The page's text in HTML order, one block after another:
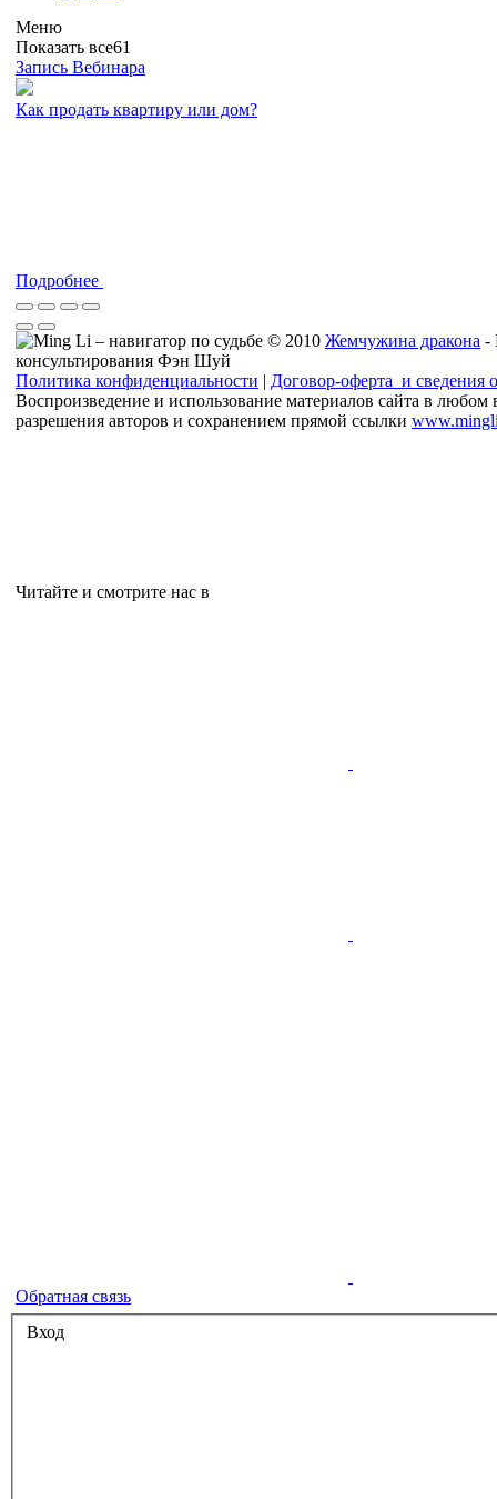
Меню
Показать все61
Запись Вебинара
Как продать квартиру или дом?
Подробнее
© 2010 Жемчужина дракона -
консультирования Фэн Шуй
Политика конфиденциальности | Договор-оферта и сведения
Воспроизведение и использование материалов сайта в любом
разрешения авторов и сохранением прямой ссылки
Читайте и смотрите нас в
Обратная связь
Вход